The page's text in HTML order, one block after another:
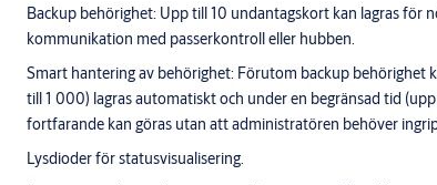
Backup behörighet: Upp till 10 undantagskort kan lagras för
kommunikation med passerkontroll eller hubben.
Smart hantering av behörighet: Förutom backup behörighet
till 1 000) lagras automatiskt och under en begränsad tid
fortfarande kan göras utan att administratören behöver
Lysdioder för statusvisualisering.